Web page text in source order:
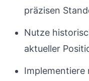
präzisen
Nutze
aktueller
Implementiere